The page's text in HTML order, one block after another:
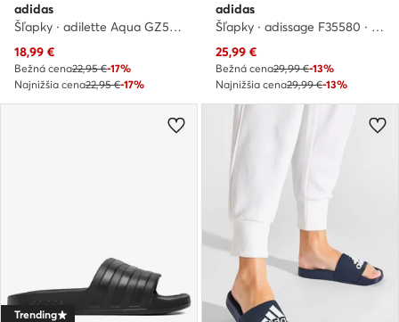
adidas
Šľapky · adilette Aqua GZ5877 · Ružová
Aktuálna cena
18,99 €
Bežná cena22,95 €-17%
Najnižšia cena22,95 €-17%
adidas
Šľapky · adissage F35580 · Čierna
Aktuálna cena
25,99 €
Bežná cena29,99 €-13%
Najnižšia cena29,99 €-13%
Trending